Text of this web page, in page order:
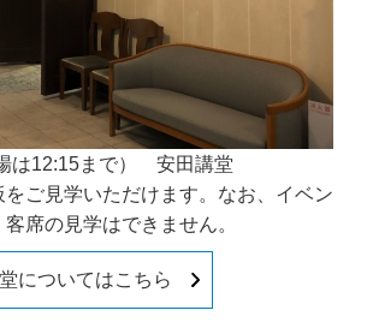
は12:15まで） 安田講堂
ご見学いただけます。なお、イベン
席の見学はできません。
についてはこちら